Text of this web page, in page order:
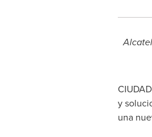
y
una